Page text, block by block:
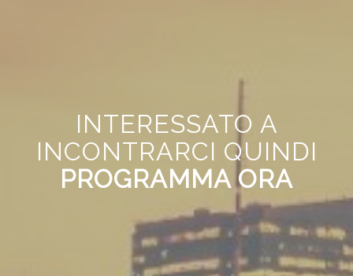
INTERESSATO A
INCONTRARCI QUINDI
PROGRAMMA ORA